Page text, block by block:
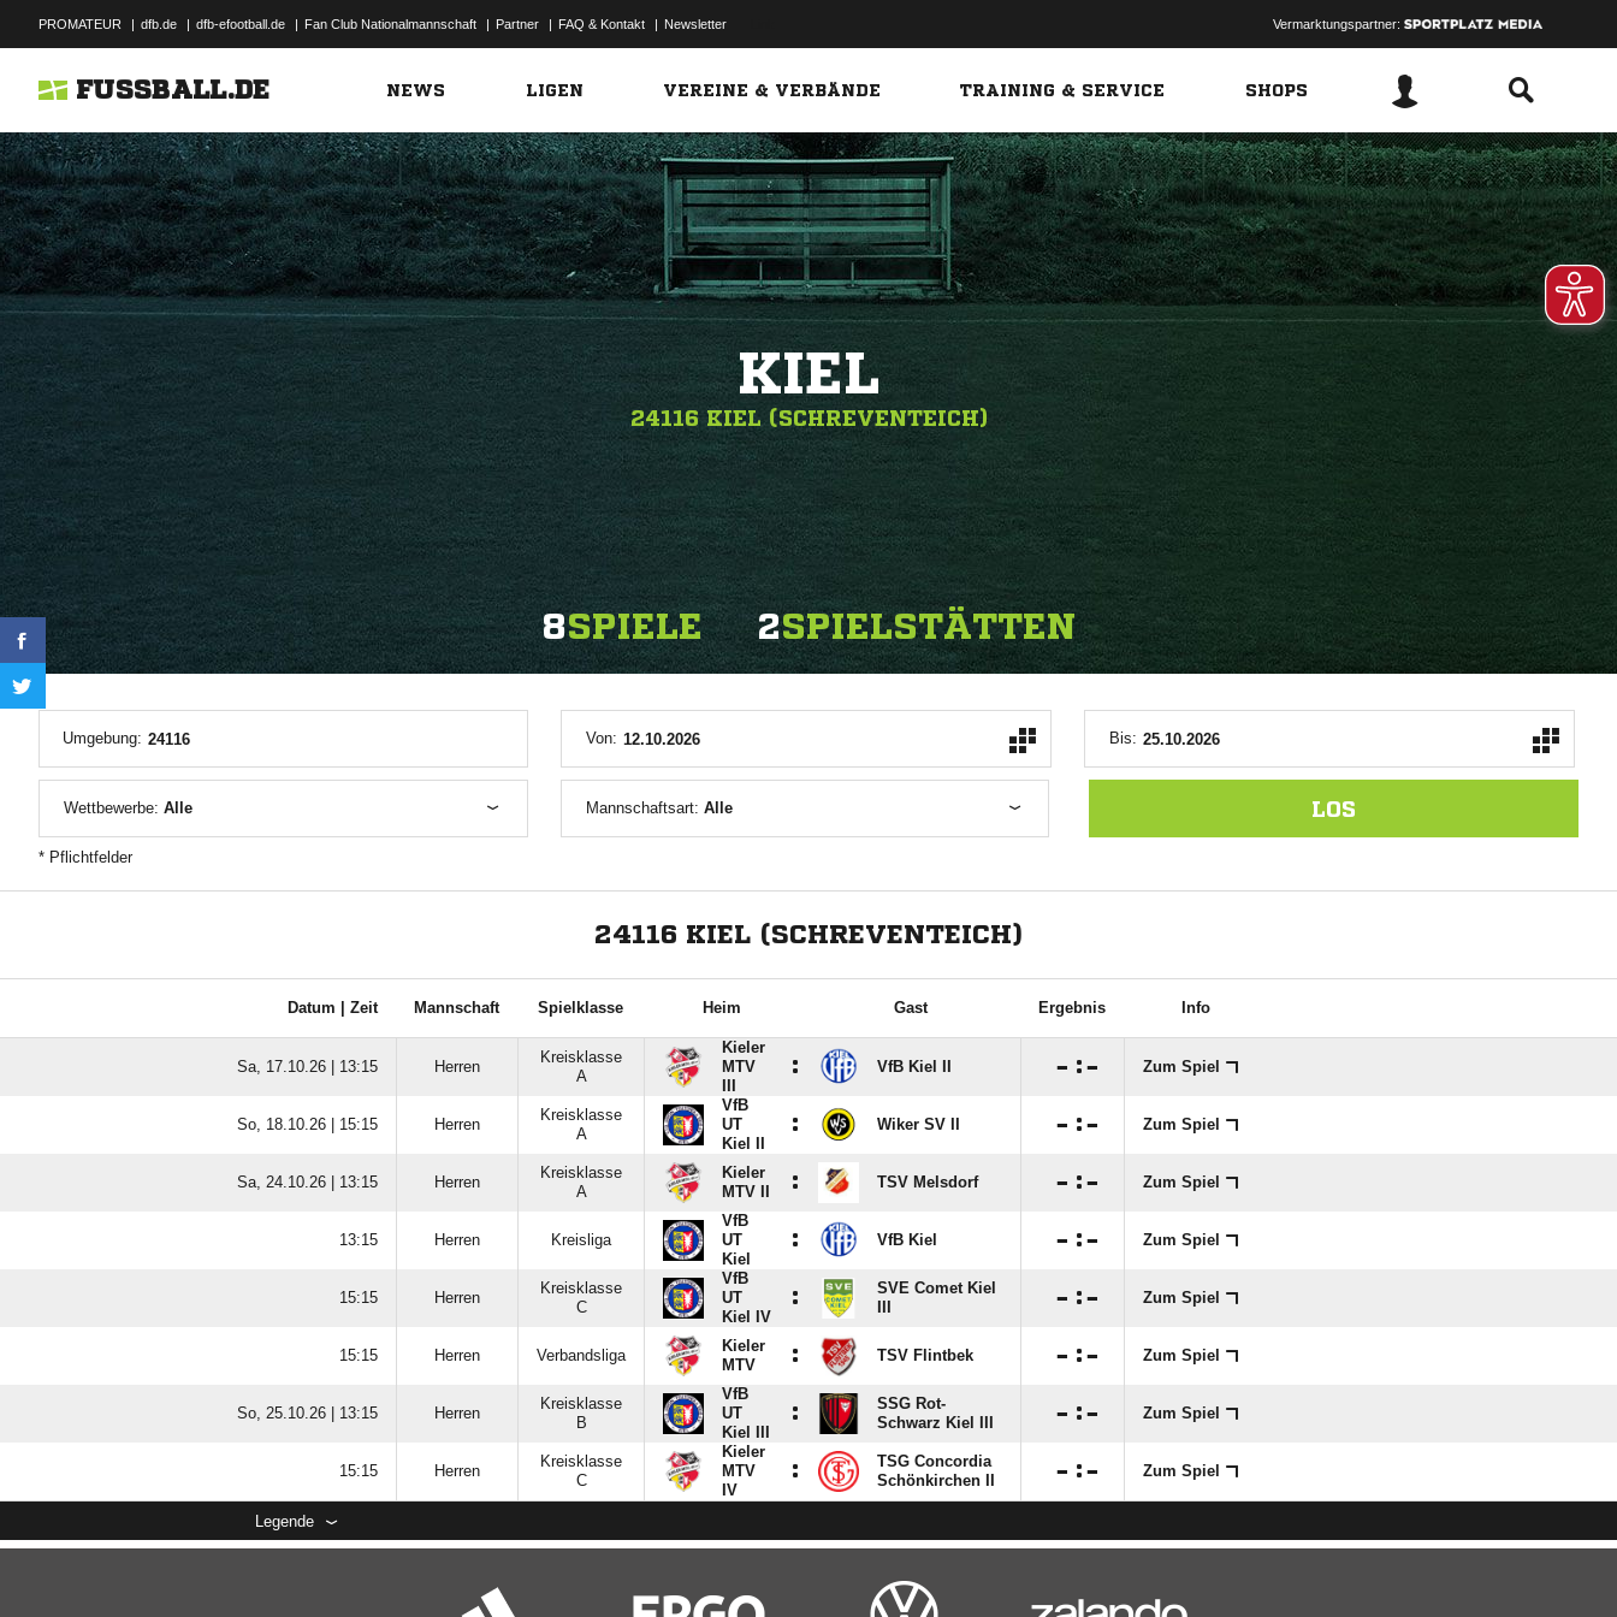
PROMATEUR | dfb.de | dfb-efootball.de | Fan Club Nationalmannschaft | Partner | FAQ & Kontakt | Newsletter Vermarktungspartner:
FUSSBALL.DE NEWS LIGEN VEREINE & VERBÄNDE TRAINING & SERVICE SHOPS
KIEL
24116 KIEL (SCHREVENTEICH)
8SPIELE 2SPIELSTÄTTEN
Umgebung: Von: Bis:
Wettbewerbe: Alle Mannschaftsart: Alle LOS
* Pflichtfelder
24116 KIEL (SCHREVENTEICH)
Datum | Zeit Mannschaft Spielklasse Heim Gast Ergebnis Info
Sa, 17.10.26 | 13:15 Herren
Kreisklasse
A
Kieler
MTV
: VfB Kiel II  : Zum Spiel
So, 18.10.26 | 15:15 Herren
Kreisklasse
A
VfB
UT
Kiel II
: Wiker SV II  : Zum Spiel
Sa, 24.10.26 | 13:15 Herren
Kreisklasse
A
Kieler
MTV II
: TSV Melsdorf  : Zum Spiel
13:15 Herren Kreisliga
VfB
UT
Kiel
: VfB Kiel  : Zum Spiel
15:15 Herren
Kreisklasse
C
VfB
UT
Kiel IV
:
SVE Comet Kiel
 : Zum Spiel
15:15 Herren Verbandsliga
Kieler
MTV
: TSV Flintbek  : Zum Spiel
So, 25.10.26 | 13:15 Herren
Kreisklasse
B
VfB
UT
Kiel III
:
SSG Rot-
Schwarz Kiel III
 : Zum Spiel
15:15 Herren
Kreisklasse
C
Kieler
MTV
IV
:
TSG Concordia
Schönkirchen II
 : Zum Spiel
Legende